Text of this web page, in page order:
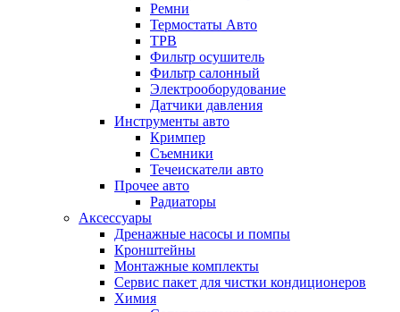
Ремни
Термостаты Авто
ТРВ
Фильтр осушитель
Фильтр салонный
Электрооборудование
Датчики давления
Инструменты авто
Кримпер
Съемники
Течеискатели авто
Прочее авто
Радиаторы
Аксессуары
Дренажные насосы и помпы
Кронштейны
Монтажные комплекты
Сервис пакет для чистки кондиционеров
Химия